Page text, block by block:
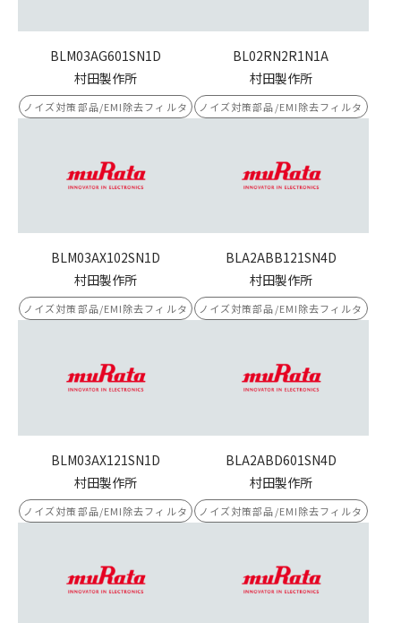
BLM03AG601SN1D
村田製作所
ノイズ対策部品/EMI除去フィルタ
BL02RN2R1N1A
村田製作所
ノイズ対策部品/EMI除去フィルタ
BLM03AX102SN1D
村田製作所
ノイズ対策部品/EMI除去フィルタ
BLA2ABB121SN4D
村田製作所
ノイズ対策部品/EMI除去フィルタ
BLM03AX121SN1D
村田製作所
ノイズ対策部品/EMI除去フィルタ
BLA2ABD601SN4D
村田製作所
ノイズ対策部品/EMI除去フィルタ